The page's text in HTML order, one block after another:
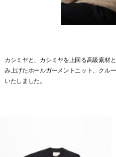
カシミヤと、カシミヤを上回る高級素材
み上げたホールガーメントニット。クル
いたしました。